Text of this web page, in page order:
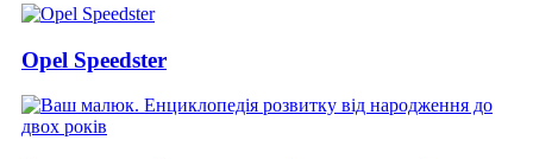
Opel Speedster